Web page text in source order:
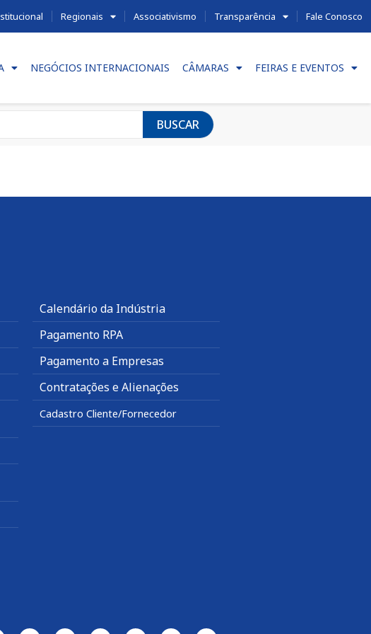
Regionais Associativismo Transparência Fale Conosco
NEGÓCIOS INTERNACIONAIS CÂMARAS FEIRAS E EVENTOS
BUSCAR
Calendário da Indústria
Pagamento RPA
Pagamento a Empresas
Contratações e Alienações
Cadastro Cliente/Fornecedor